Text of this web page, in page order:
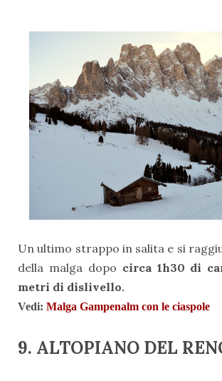
Un ultimo strappo in salita e si
della malga dopo circa 1h30 di
metri di dislivello.
Vedi: Malga Gampenalm con le ciaspole
9. ALTOPIANO DEL